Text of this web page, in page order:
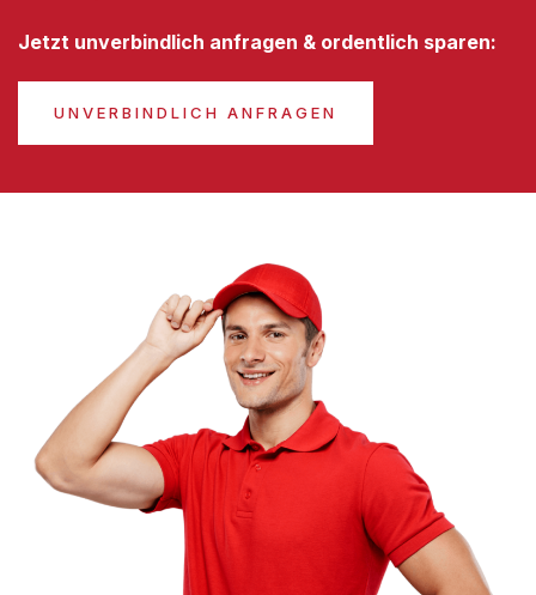
Jetzt unverbindlich anfragen & ordentlich sparen:
UNVERBINDLICH ANFRAGEN